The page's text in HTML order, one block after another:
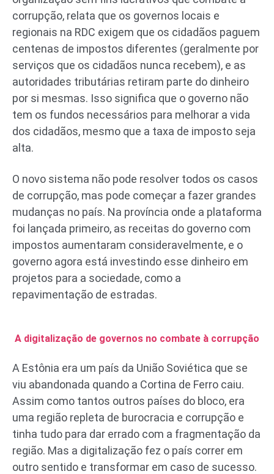
corrupção, relata que os governos locais e
regionais na RDC exigem que os cidadãos paguem
centenas de impostos diferentes (geralmente por
serviços que os cidadãos nunca recebem), e as
autoridades tributárias retiram parte do dinheiro
por si mesmas. Isso significa que o governo não
tem os fundos necessários para melhorar a vida
dos cidadãos, mesmo que a taxa de imposto seja
alta.
O novo sistema não pode resolver todos os casos
de corrupção, mas pode começar a fazer grandes
mudanças no país. Na província onde a plataforma
foi lançada primeiro, as receitas do governo com
impostos aumentaram consideravelmente, e o
governo agora está investindo esse dinheiro em
projetos para a sociedade, como a
repavimentação de estradas.
A digitalização de governos no combate à corrupção
A Estônia era um país da União Soviética que se
viu abandonada quando a Cortina de Ferro caiu.
Assim como tantos outros países do bloco, era
uma região repleta de burocracia e corrupção e
tinha tudo para dar errado com a fragmentação da
região. Mas a digitalização fez o país correr em
outro sentido e transformar em caso de sucesso.